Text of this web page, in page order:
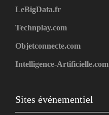
LeBigData.fr
Technplay.com
Objetconnecte.com
Intelligence-Artificielle.com
Sites événementiel